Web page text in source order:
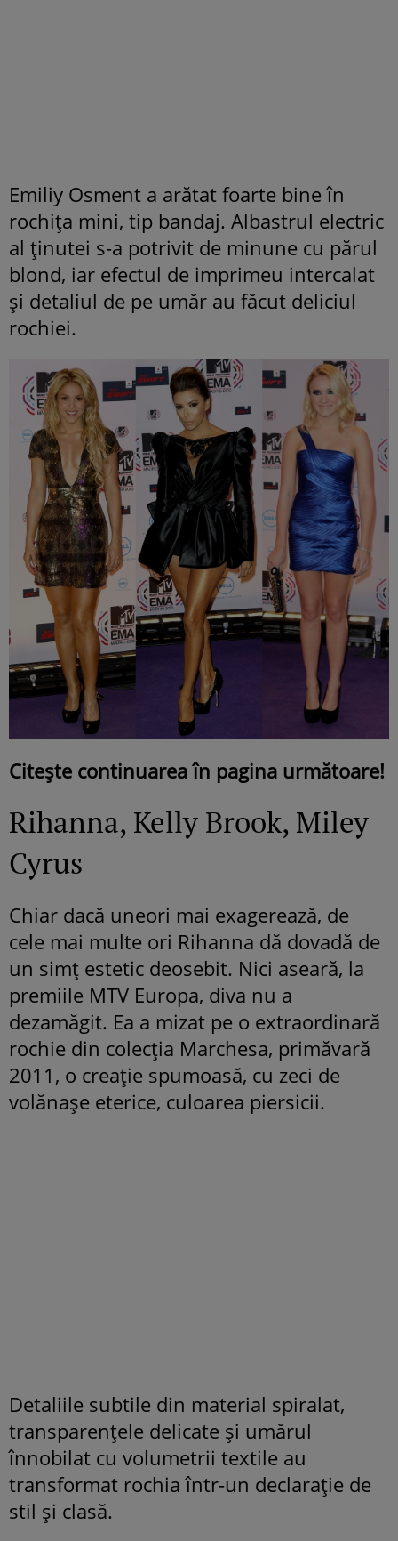
Emiliy Osment a arătat foarte bine în
rochiţa mini, tip bandaj. Albastrul electric
al ţinutei s-a potrivit de minune cu părul
blond, iar efectul de imprimeu intercalat
şi detaliul de pe umăr au făcut deliciul
rochiei.
Citeşte continuarea în pagina următoare!
Rihanna, Kelly Brook, Miley
Cyrus
Chiar dacă uneori mai exagerează, de
cele mai multe ori Rihanna dă dovadă de
un simţ estetic deosebit. Nici aseară, la
premiile MTV Europa, diva nu a
dezamăgit. Ea a mizat pe o extraordinară
rochie din colecţia Marchesa, primăvară
2011, o creaţie spumoasă, cu zeci de
volănaşe eterice, culoarea piersicii.
Detaliile subtile din material spiralat,
transparenţele delicate şi umărul
înnobilat cu volumetrii textile au
transformat rochia într-un declaraţie de
stil şi clasă.